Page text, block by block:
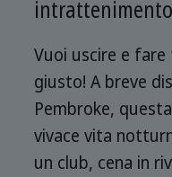
intrattenimento
Vuoi uscire e fare
giusto! A breve
Pembroke,
vivace vita
un club, cena in